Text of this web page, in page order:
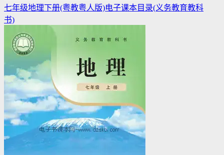
七年级地理下册(粤教粤人版)电子课本目录(义务教育教科
书)